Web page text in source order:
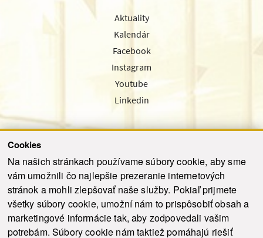
Cookies
Na našich stránkach používame súbory cookie, aby sme
vám umožnili čo najlepšie prezeranie internetových
stránok a mohli zlepšovať naše služby. Pokiaľ prijmete
všetky súbory cookie, umožní nám to prispôsobiť obsah a
marketingové informácie tak, aby zodpovedali vašim
potrebám. Súbory cookie nám taktiež pomáhajú riešiť
Aktuality
Kalendár
Facebook
Instagram
Youtube
Linkedin
Odoslať